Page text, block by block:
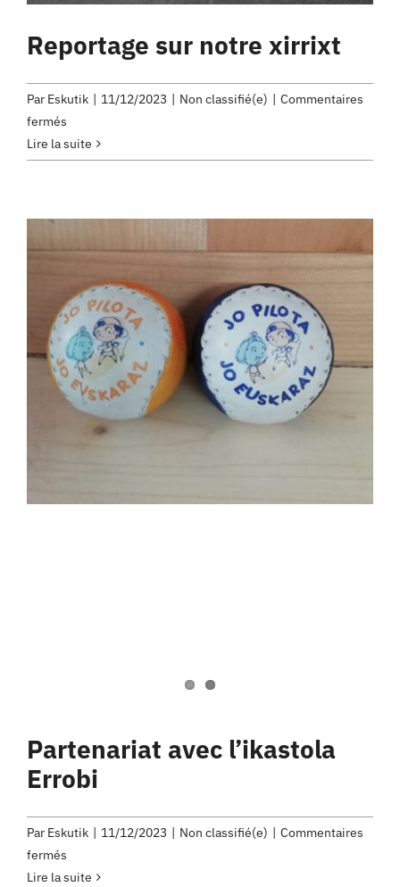
Reportage sur notre xirrixt
Par Eskutik 11/12/2023 Non classifié(e)
Commentaires
fermés
Reportage
sur
Lire la suite
Partenariat avec l’ikastola
Errobi
Par Eskutik 11/12/2023 Non classifié(e)
Commentaires
fermés
Partenariat
Lire la suite